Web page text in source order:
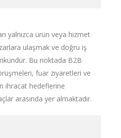
yalnızca ürün veya hizmet
ulaşmak ve doğru iş
Bu noktada B2B
fuar ziyaretleri ve
ihracat hedeflerine
arasında yer almaktadır.